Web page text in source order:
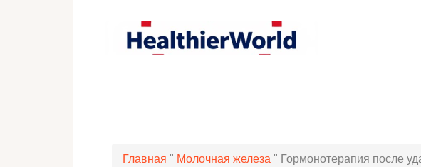
Главная " Молочная железа " Гормонотерапия после